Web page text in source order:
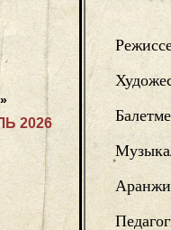
2026